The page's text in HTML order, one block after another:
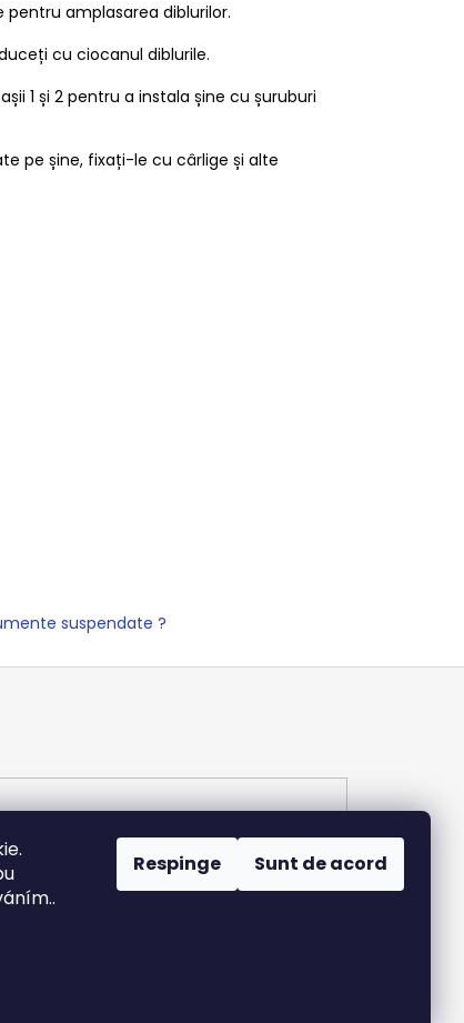
Respinge Sunt de acord
amplasarea diblurilor.
cu ciocanul diblurile.
1 și 2 pentru a instala șine cu șuruburi
pe șine, fixați-le cu cârlige și alte
suspendate ?